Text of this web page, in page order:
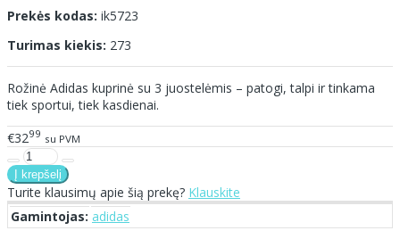
Prekės kodas: ik5723
Turimas kiekis: 273
Rožinė Adidas kuprinė su 3 juostelėmis – patogi, talpi ir tinkama
tiek sportui, tiek kasdienai.
€3299 su PVM
Turite klausimų apie šią prekę? Klauskite
Gamintojas: adidas